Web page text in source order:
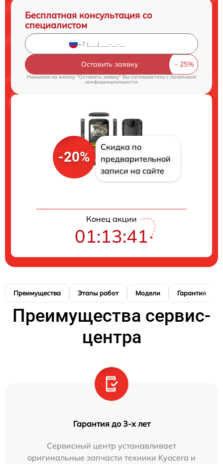
Бесплатная консультация со
специалистом
Оставить заявку
Нажимая на кнопку "Оставить заявку" Вы соглашаетесь cполитикой
конфиденциальности
-20%
Скидка по
предварительной
записи на сайте
Конец акции
01:13:40
Преимущества Этапы работ Модели Гарантия
Преимущества сервис-
центра
Гарантия до 3-х лет
Сервисный центр устанавливает
оригинальные запчасти техники Kyocera и